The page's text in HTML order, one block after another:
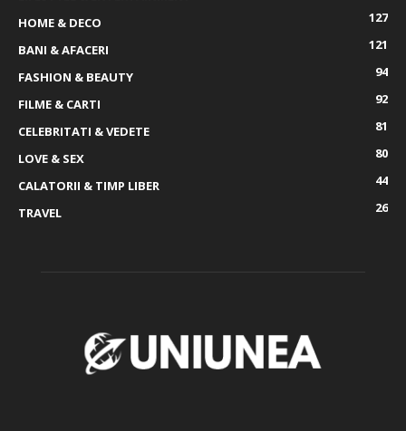
HOME & DECO
127
BANI & AFACERI
121
FASHION & BEAUTY
94
FILME & CARTI
92
CELEBRITATI & VEDETE
81
LOVE & SEX
80
CALATORII & TIMP LIBER
44
TRAVEL
26